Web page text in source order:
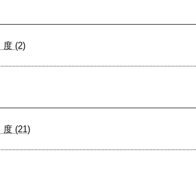
度 (2)
度 (21)